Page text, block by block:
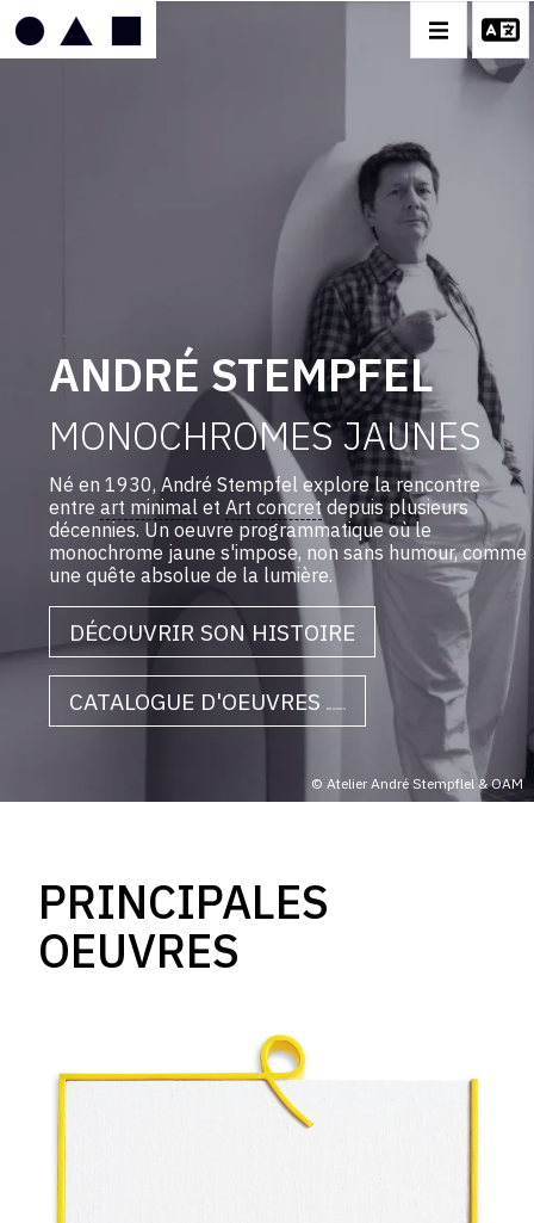
ANDRÉ STEMPFEL
BIOGRAPHIE
CATALOGUE DES OEUVRES
CONTACT
ANDRÉ STEMPFEL
MONOCHROMES JAUNES
Né en 1930, André Stempfel explore la rencontre
entre art minimalet Art concretdepuis plusieurs
décennies. Un oeuvre programmatique où le
monochrome jaune s'impose, non sans humour, comme
une quête absolue de la lumière.
DÉCOUVRIR SON HISTOIRE
CATALOGUE D'OEUVRES en cours
© Atelier André Stempflel & OAM
PRINCIPALES
OEUVRES
raisonné,
Stempfel,